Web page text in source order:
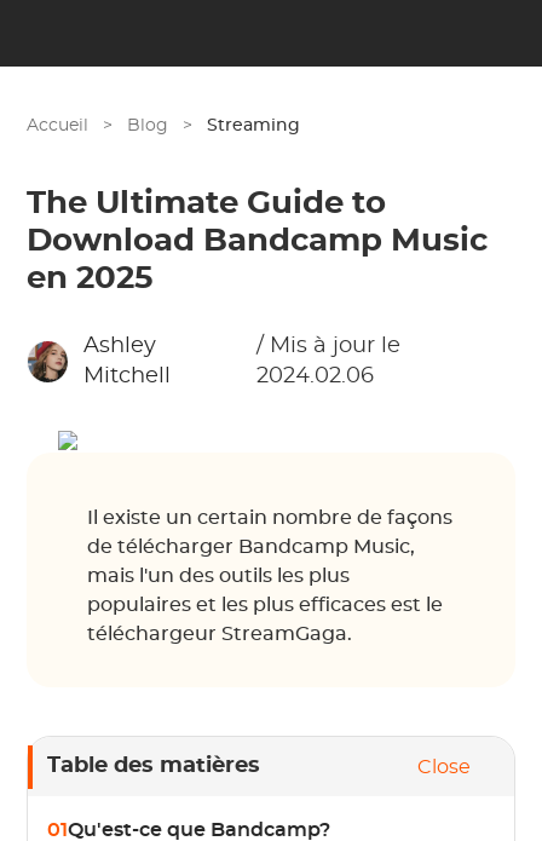
Accueil > Blog > Streaming
The Ultimate Guide to
Download Bandcamp Music
en 2025
Ashley
Mitchell
/ Mis à jour le
2024.02.06
Il existe un certain nombre de façons
de télécharger Bandcamp Music,
mais l'un des outils les plus
populaires et les plus efficaces est le
téléchargeur StreamGaga.
Table des matières Close
01Qu'est-ce que Bandcamp?